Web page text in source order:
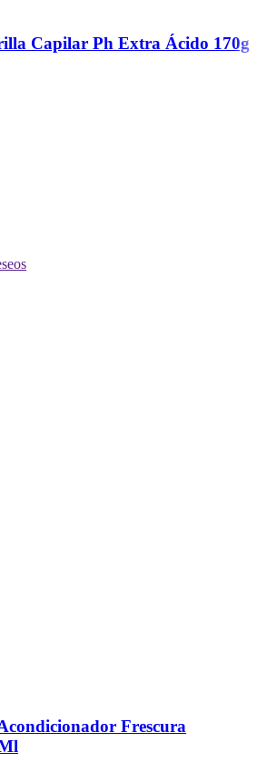
Capilar Ph Extra Ácido 170g
Frescura